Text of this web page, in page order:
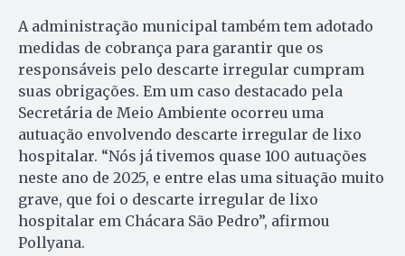
A administração municipal também tem adotado
medidas de cobrança para garantir que os
responsáveis pelo descarte irregular cumpram
suas obrigações. Em um caso destacado pela
Secretária de Meio Ambiente ocorreu uma
autuação envolvendo descarte irregular de lixo
hospitalar. “Nós já tivemos quase 100 autuações
neste ano de 2025, e entre elas uma situação muito
grave, que foi o descarte irregular de lixo
hospitalar em Chácara São Pedro”, afirmou
Pollyana.